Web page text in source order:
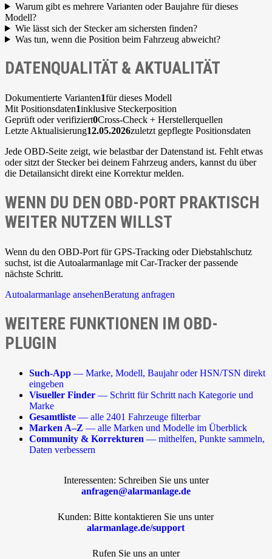
Warum gibt es mehrere Varianten oder Baujahre für dieses
Modell?
Wie lässt sich der Stecker am sichersten finden?
Was tun, wenn die Position beim Fahrzeug abweicht?
DATENQUALITÄT & AKTUALITÄT
Dokumentierte Varianten1für dieses Modell
Mit Positionsdaten1inklusive Steckerposition
Geprüft oder verifiziert0Cross-Check + Herstellerquellen
Letzte Aktualisierung12.05.2026zuletzt gepflegte Positionsdaten
Jede OBD-Seite zeigt, wie belastbar der Datenstand ist. Fehlt etwas
oder sitzt der Stecker bei deinem Fahrzeug anders, kannst du über
die Detailansicht direkt eine Korrektur melden.
WENN DU DEN OBD-PORT PRAKTISCH
WEITER NUTZEN WILLST
Wenn du den OBD-Port für GPS-Tracking oder Diebstahlschutz
suchst, ist die Autoalarmanlage mit Car-Tracker der passende
nächste Schritt.
Autoalarmanlage ansehenBeratung anfragen
WEITERE FUNKTIONEN IM OBD-
PLUGIN
Such-App — Marke, Modell, Baujahr oder HSN/TSN direkt
eingeben
Visueller Finder — Schritt für Schritt nach Kategorie und
Marke
Gesamtliste — alle 2401 Fahrzeuge filterbar
Marken A–Z — alle Marken und Modelle im Überblick
Community & Korrekturen — mithelfen, Punkte sammeln,
Daten verbessern
Interessenten: Schreiben Sie uns unter
anfragen@alarmanlage.de
Kunden: Bitte kontaktieren Sie uns unter
alarmanlage.de/support
Rufen Sie uns an unter